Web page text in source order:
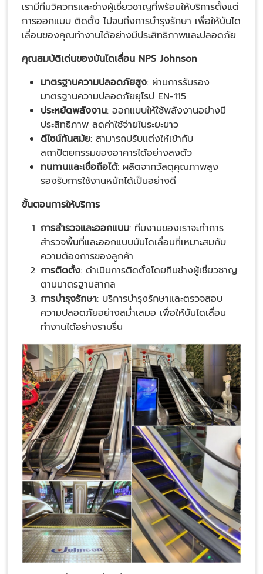
เรามีทีมวิศวกรและช่างผู้เชี่ยวชาญที่พร้อมให้บริการตั้งแต่
การออกแบบ ติดตั้ง ไปจนถึงการบำรุงรักษา เพื่อให้บันได
เลื่อนของคุณทำงานได้อย่างมีประสิทธิภาพและปลอดภัย
คุณสมบัติเด่นของบันไดเลื่อน NPS Johnson
มาตรฐานความปลอดภัยสูง: ผ่านการรับรอง
มาตรฐานความปลอดภัยยุโรป EN-115
ประหยัดพลังงาน: ออกแบบให้ใช้พลังงานอย่างมี
ประสิทธิภาพ ลดค่าใช้จ่ายในระยะยาว
ดีไซน์ทันสมัย: สามารถปรับแต่งให้เข้ากับ
สถาปัตยกรรมของอาคารได้อย่างลงตัว
ทนทานและเชื่อถือได้: ผลิตจากวัสดุคุณภาพสูง
รองรับการใช้งานหนักได้เป็นอย่างดี
ขั้นตอนการให้บริการ
การสำรวจและออกแบบ: ทีมงานของเราจะทำการ
สำรวจพื้นที่และออกแบบบันไดเลื่อนที่เหมาะสมกับ
ความต้องการของลูกค้า
การติดตั้ง: ดำเนินการติดตั้งโดยทีมช่างผู้เชี่ยวชาญ
ตามมาตรฐานสากล
การบำรุงรักษา: บริการบำรุงรักษาและตรวจสอบ
ความปลอดภัยอย่างสม่ำเสมอ เพื่อให้บันไดเลื่อน
ทำงานได้อย่างราบรื่น